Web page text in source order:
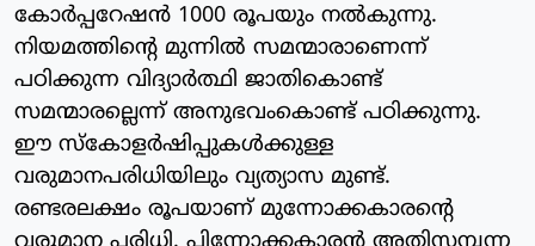
കോര്‍പ്പറേഷന്‍ 1000 രൂപയും നല്‍കുന്നു.
നിയമത്തിന്റെ മുന്നില്‍ സമന്മാരാണെന്ന്
പഠിക്കുന്ന വിദ്യാര്‍ത്ഥി ജാതികൊണ്ട്
സമന്മാരല്ലെന്ന് അനുഭവംകൊണ്ട് പഠിക്കുന്നു.
ഈ സ്‌കോളര്‍ഷിപ്പുകള്‍ക്കുള്ള
വരുമാനപരിധിയിലും വ്യത്യാസ മുണ്ട്.
രണ്ടരലക്ഷം രൂപയാണ് മുന്നോക്കകാരന്റെ